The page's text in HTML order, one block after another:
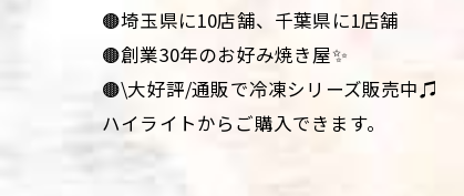
🟤埼玉県に10店舗、千葉県に1店舗
🟤創業30年のお好み焼き屋✨
🟤\大好評/通販で冷凍シリーズ販売中♫
ハイライトからご購入できます。